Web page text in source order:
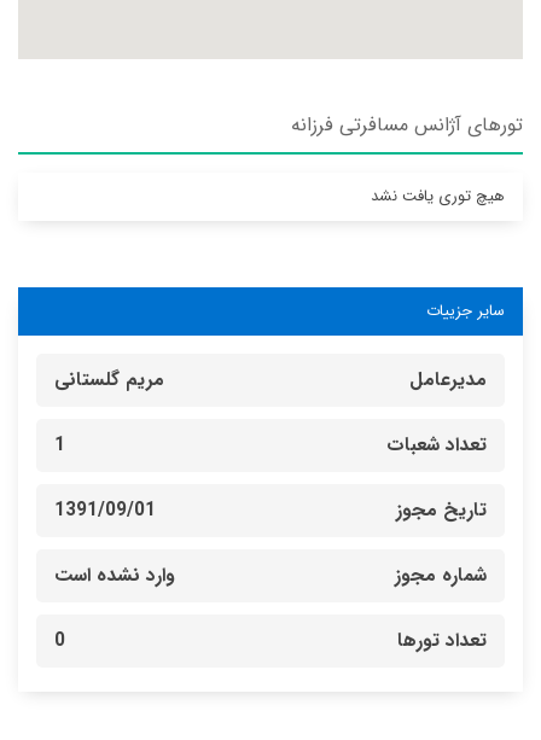
تورهای آژانس مسافرتی فرزانه
هیچ توری یافت نشد
سایر جزییات
مدیرعامل مریم گلستانی
تعداد شعبات 1
تاریخ مجوز 1391/09/01
شماره مجوز وارد نشده است
تعداد تورها 0